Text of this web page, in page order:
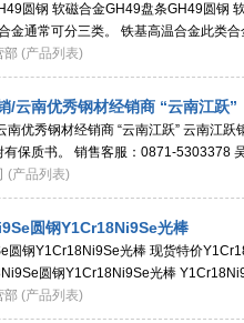
圆钢 软磁合金GH49盘条GH49圆钢
金通常可分三类。 铁基高温合金此类
金包括Pyromet@A一286
部 (产品列表)
/云南优秀钢材经销商 “云南江跃”
南优秀钢材经销商 “云南江跃” 云南江
有保质书。 销售客服：0871-5303378
：wudq123@163.com
(产品列表)
圆钢Y1Cr18Ni9Se光棒
圆钢Y1Cr18Ni9Se光棒 现货特价
圆钢Y1Cr18Ni9Se光棒
2.00
部 (产品列表)